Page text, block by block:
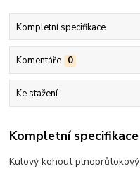
Kompletní specifikace
Komentáře 0
Ke stažení
Kompletní specifikace
Kulový kohout plnoprůtokový